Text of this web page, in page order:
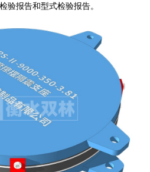
验报告和型式检验报告。